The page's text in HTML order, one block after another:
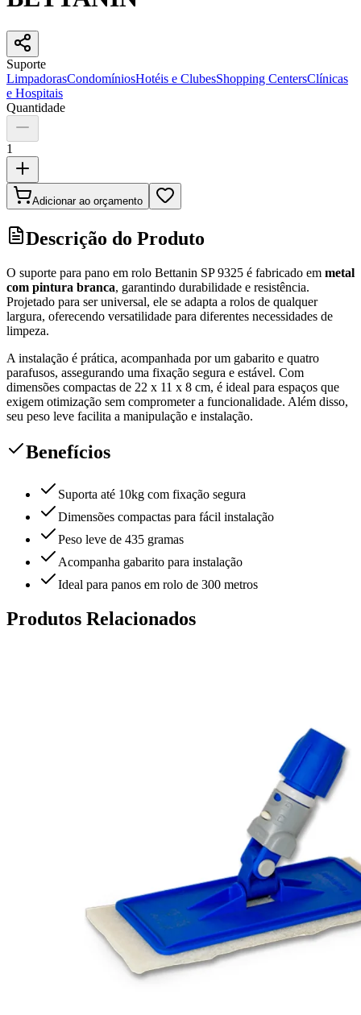
Suporte
LimpadorasCondomíniosHotéis e ClubesShopping CentersClínicas
e Hospitais
Quantidade
1
Adicionar ao orçamento
Descrição do Produto
O suporte para pano em rolo Bettanin SP 9325 é fabricado em metal
com pintura branca, garantindo durabilidade e resistência.
Projetado para ser universal, ele se adapta a rolos de qualquer
largura, oferecendo versatilidade para diferentes necessidades de
limpeza.
A instalação é prática, acompanhada por um gabarito e quatro
parafusos, assegurando uma fixação segura e estável. Com
dimensões compactas de 22 x 11 x 8 cm, é ideal para espaços que
exigem otimização sem comprometer a funcionalidade. Além disso,
seu peso leve facilita a manipulação e instalação.
Benefícios
Suporta até 10kg com fixação segura
Dimensões compactas para fácil instalação
Peso leve de 435 gramas
Acompanha gabarito para instalação
Ideal para panos em rolo de 300 metros
Produtos Relacionados